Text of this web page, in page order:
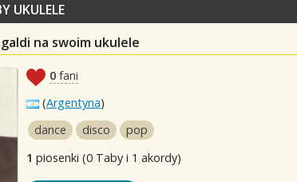
UKULELE
na swoim ukulele
0 fani
(Argentyna)
dance
disco
pop
1 piosenki (0 Taby i 1 akordy)